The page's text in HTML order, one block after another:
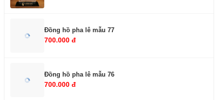
Đồng hồ pha lê mẫu 77
700.000 đ
Đồng hồ pha lê mẫu 76
700.000 đ